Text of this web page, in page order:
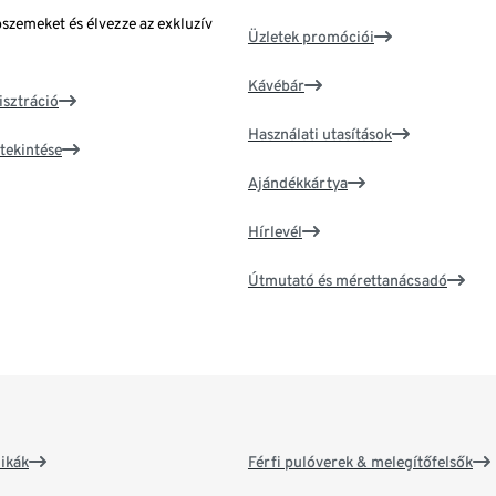
és élvezze az exkluzív
Üzletek promóciói
Kávébár
Használati utasítások
Ajándékkártya
Hírlevél
Útmutató és mérettanácsadó
Férfi pulóverek & melegítőfelsők